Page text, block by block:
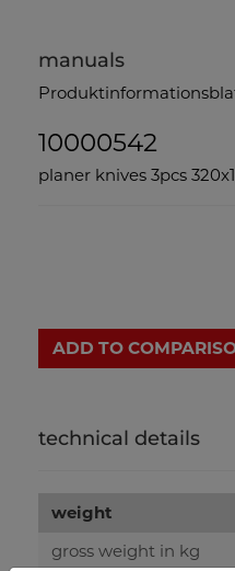
manuals
10000542
planer knives 3pcs
ADD TO
technical details
weight
gross weight in kg